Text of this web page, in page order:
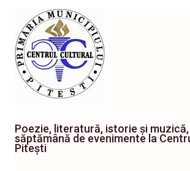
Poezie, literatură, istorie și
săptămână de evenimente la
Pitești